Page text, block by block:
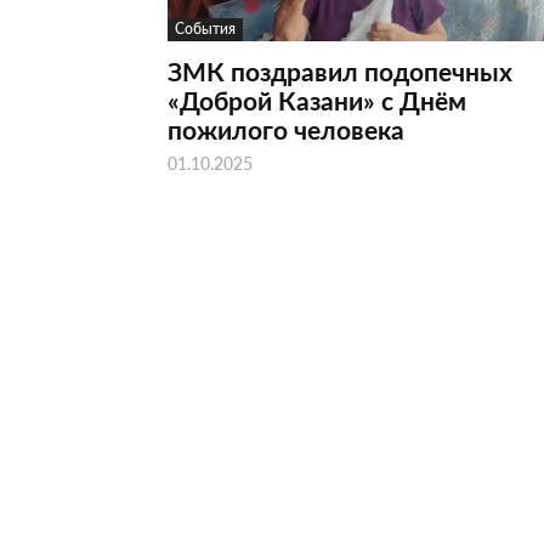
События
ЗМК поздравил подопечных
«Доброй Казани» с Днём
пожилого человека
01.10.2025